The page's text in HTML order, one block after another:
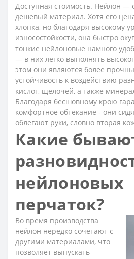
Доступная стоимость. Нейлон —
дешевый материал. Хотя его
хлопка, но благодаря высокому
износостойкости, она быстро
тонкие нейлоновые намного
— в них легко выполнять
этом они являются более
устойчивость к воздействию
кислот, щелочей, а также
Благодаря бесшовному крою
комфортное обтекание - они
облегают руки, словно вторая
Какие
нейлоновых
перчаток?
Во время производства
нейлон нередко сочетают с
другими материалами, что
позволяет выпускать